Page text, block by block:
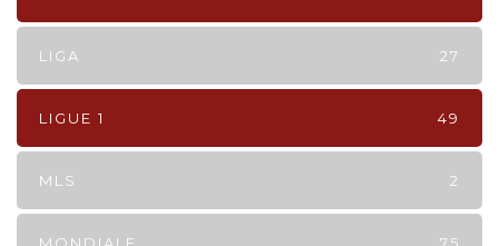
LIGA 27
LIGUE 1 49
MLS 2